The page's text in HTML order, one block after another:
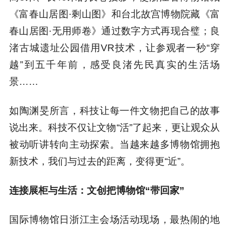
《富春山居图·剩山图》和台北故宫博物院藏《富
春山居图·无用师卷》通过数字方式再现合璧；良
渚古城遗址公园借用VR技术，让参观者一秒“穿
越”到五千年前，感受良渚先民真实的生活场
景……
如陶渊旻所言，科技让每一件文物把自己的故事
说出来。科技不仅让文物“活”了起来，更让观众从
被动听讲转向主动探索。当越来越多博物馆拥抱
新技术，我们与过去的距离，变得更“近”。
连接展柜与生活：文创把博物馆“带回家”
国际博物馆日浙江主会场活动现场，最热闹的地